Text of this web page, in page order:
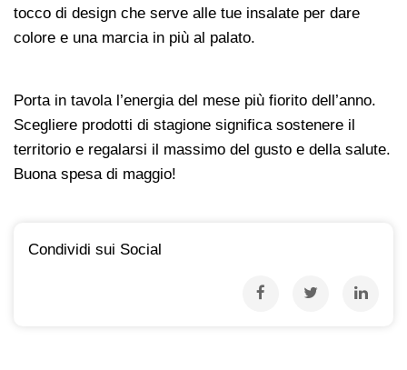
tocco di design che serve alle tue insalate per dare
colore e una marcia in più al palato.
Porta in tavola l’energia del mese più fiorito dell’anno.
Scegliere prodotti di stagione significa sostenere il
territorio e regalarsi il massimo del gusto e della salute.
Buona spesa di maggio!
Condividi sui Social